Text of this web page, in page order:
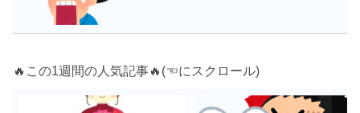
🔥この1週間の人気記事🔥(☜にスクロール)